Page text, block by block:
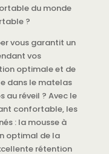
du monde
?
vous garantit un
vos
optimale et de
dans le matelas
au réveil ? Avec le
confortable, les
: la mousse à
optimal de la
rétention